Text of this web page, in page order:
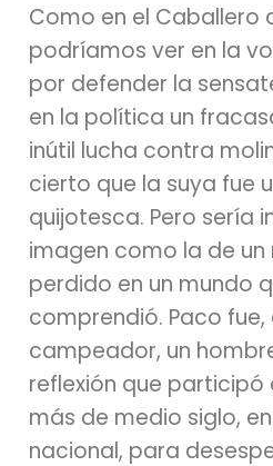
Como en el Caballero
podríamos ver en la
por defender la
en la política un
inútil lucha contra
cierto que la suya fue
quijotesca. Pero sería
imagen como la de
perdido en un mundo
comprendió. Paco fue,
campeador, un
reflexión que
más de medio siglo,
nacional, para